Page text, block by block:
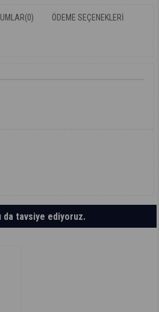
(0) ÖDEME SEÇENEKLERI
da tavsiye ediyoruz.